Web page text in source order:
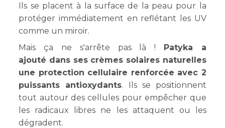
Ils se placent à la surface de la peau pour la
protéger immédiatement en reflétant les UV
comme un miroir.
Mais ça ne s'arrête pas là ! Patyka a
ajouté dans ses crèmes solaires naturelles
une protection cellulaire renforcée avec 2
puissants antioxydants. Ils se positionnent
tout autour des cellules pour empêcher que
les radicaux libres ne les attaquent ou les
dégradent.